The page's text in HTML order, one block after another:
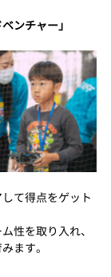
ンチャー」
て得点をゲット
性を取り入れ、
ます。